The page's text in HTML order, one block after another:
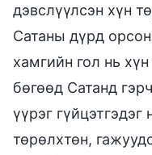
дэвслүүлсэн хүн
Сатаны дүрд
хамгийн гол нь
бөгөөд Сатанд
үүрэг
төрөлхтөн,